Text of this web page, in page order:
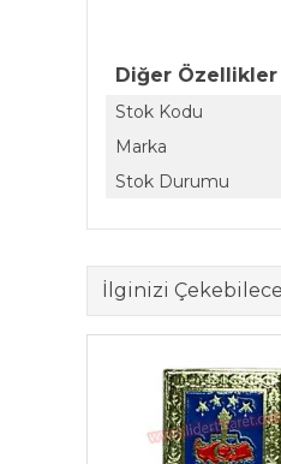
Diğer Özellikler
Stok Kodu
Marka
Stok Durumu
İlginizi